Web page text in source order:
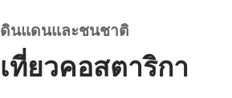
ดินแดน​และ​ชน​ชาติ
เที่ยวคอสตาริกา